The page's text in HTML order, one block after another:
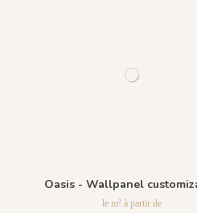
Oasis - Wallpanel
le m² à partir de